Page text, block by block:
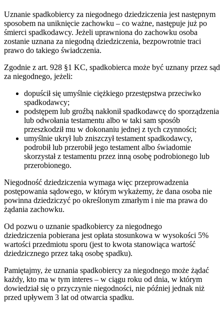
Uznanie spadkobiercy za niegodnego dziedziczenia jest następnym
sposobem na uniknięcie zachowku – co ważne, następuje już po
śmierci spadkodawcy. Jeżeli uprawniona do zachowku osoba
zostanie uznana za niegodną dziedziczenia, bezpowrotnie traci
prawo do takiego świadczenia.
Zgodnie z art. 928 §1 KC, spadkobierca może być uznany przez sąd
za niegodnego, jeżeli:
dopuścił się umyślnie ciężkiego przestępstwa przeciwko
spadkodawcy;
podstępem lub groźbą nakłonił spadkodawcę do sporządzenia
lub odwołania testamentu albo w taki sam sposób
przeszkodził mu w dokonaniu jednej z tych czynności;
umyślnie ukrył lub zniszczył testament spadkodawcy,
podrobił lub przerobił jego testament albo świadomie
skorzystał z testamentu przez inną osobę podrobionego lub
przerobionego.
Niegodność dziedziczenia wymaga więc przeprowadzenia
postępowania sądowego, w którym wykażemy, że dana osoba nie
powinna dziedziczyć po określonym zmarłym i nie ma prawa do
żądania zachowku.
Od pozwu o uznanie spadkobiercy za niegodnego
dziedziczenia pobierana jest opłata stosunkowa w wysokości 5%
wartości przedmiotu sporu (jest to kwota stanowiąca wartość
dziedzicznego przez taką osobę spadku).
Pamiętajmy, że uznania spadkobiercy za niegodnego może żądać
każdy, kto ma w tym interes – w ciągu roku od dnia, w którym
dowiedział się o przyczynie niegodności, nie później jednak niż
przed upływem 3 lat od otwarcia spadku.